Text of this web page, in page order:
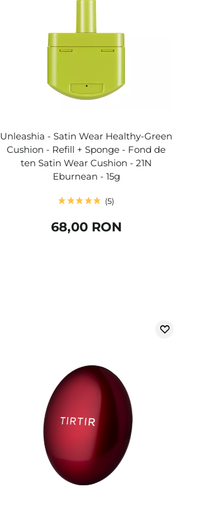
Unleashia - Satin Wear Healthy-Green
Cushion - Refill + Sponge - Fond de
ten Satin Wear Cushion - 21N
Eburnean - 15g
5
68,00 RON